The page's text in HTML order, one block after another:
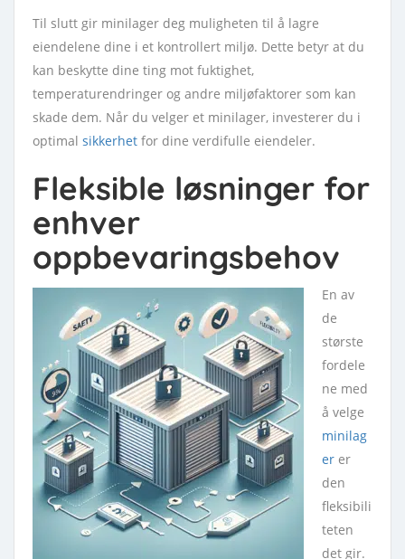
Til slutt gir minilager deg muligheten til å lagre
eiendelene dine i et kontrollert miljø. Dette betyr at du
kan beskytte dine ting mot fuktighet,
temperaturendringer og andre miljøfaktorer som kan
skade dem. Når du velger et minilager, investerer du i
optimal sikkerhet for dine verdifulle eiendeler.
Fleksible løsninger for
enhver
oppbevaringsbehov
En av
de
største
fordele
ne med
å velge
minilag
er er
den
fleksibili
teten
det gir.